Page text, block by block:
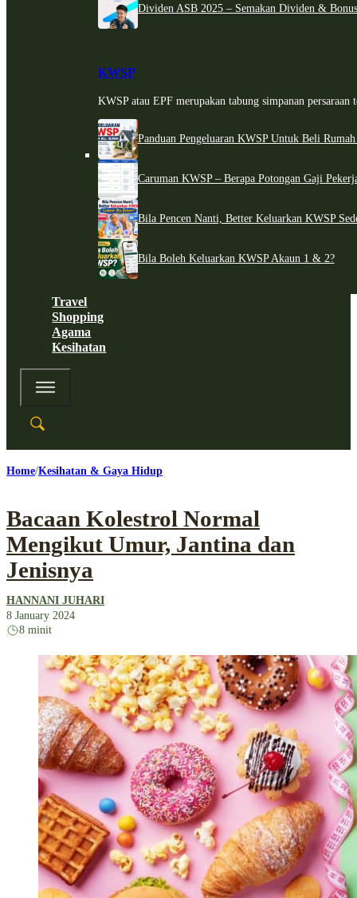
Dividen ASB 2025 – Semakan Dividen &
KWSP
KWSP atau EPF merupakan tabung simpanan persaraan
Panduan Pengeluaran KWSP Untuk Beli
Caruman KWSP – Berapa Potongan Gaji
Bila Pencen Nanti, Better Keluarkan KWSP
Bila Boleh Keluarkan KWSP Akaun 1 & 2?
Travel
Shopping
Agama
Kesihatan
Home Kesihatan & Gaya Hidup
Bacaan Kolestrol Normal
Mengikut Umur, Jantina dan
Jenisnya
HANNANI JUHARI
8 January 2024
8 minit